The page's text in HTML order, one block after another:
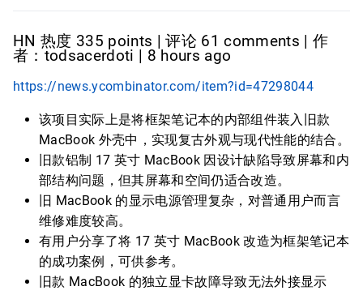
HN 热度 335 points | 评论 61 comments | 作
者：todsacerdoti | 8 hours ago
https://news.ycombinator.com/item?id=47298044
该项目实际上是将框架笔记本的内部组件装入旧款
MacBook 外壳中，实现复古外观与现代性能的结合。
旧款铝制 17 英寸 MacBook 因设计缺陷导致屏幕和内
部结构问题，但其屏幕和空间仍适合改造。
旧 MacBook 的显示电源管理复杂，对普通用户而言
维修难度较高。
有用户分享了将 17 英寸 MacBook 改造为框架笔记本
的成功案例，可供参考。
旧款 MacBook 的独立显卡故障导致无法外接显示